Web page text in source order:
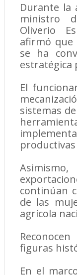
Durante la
ministro
Oliverio
afirmó que
se ha
estratégica
El
sistemas
continúan
de las
agrícola
figuras
En el